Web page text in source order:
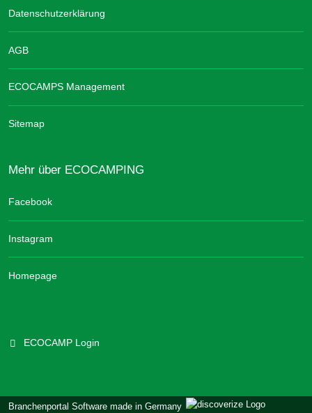
Datenschutzerklärung
AGB
ECOCAMPS Management
Sitemap
Mehr über ECOCAMPING
Facebook
Instagram
Homepage
ECOCAMP Login
Branchenportal Software made in Germany